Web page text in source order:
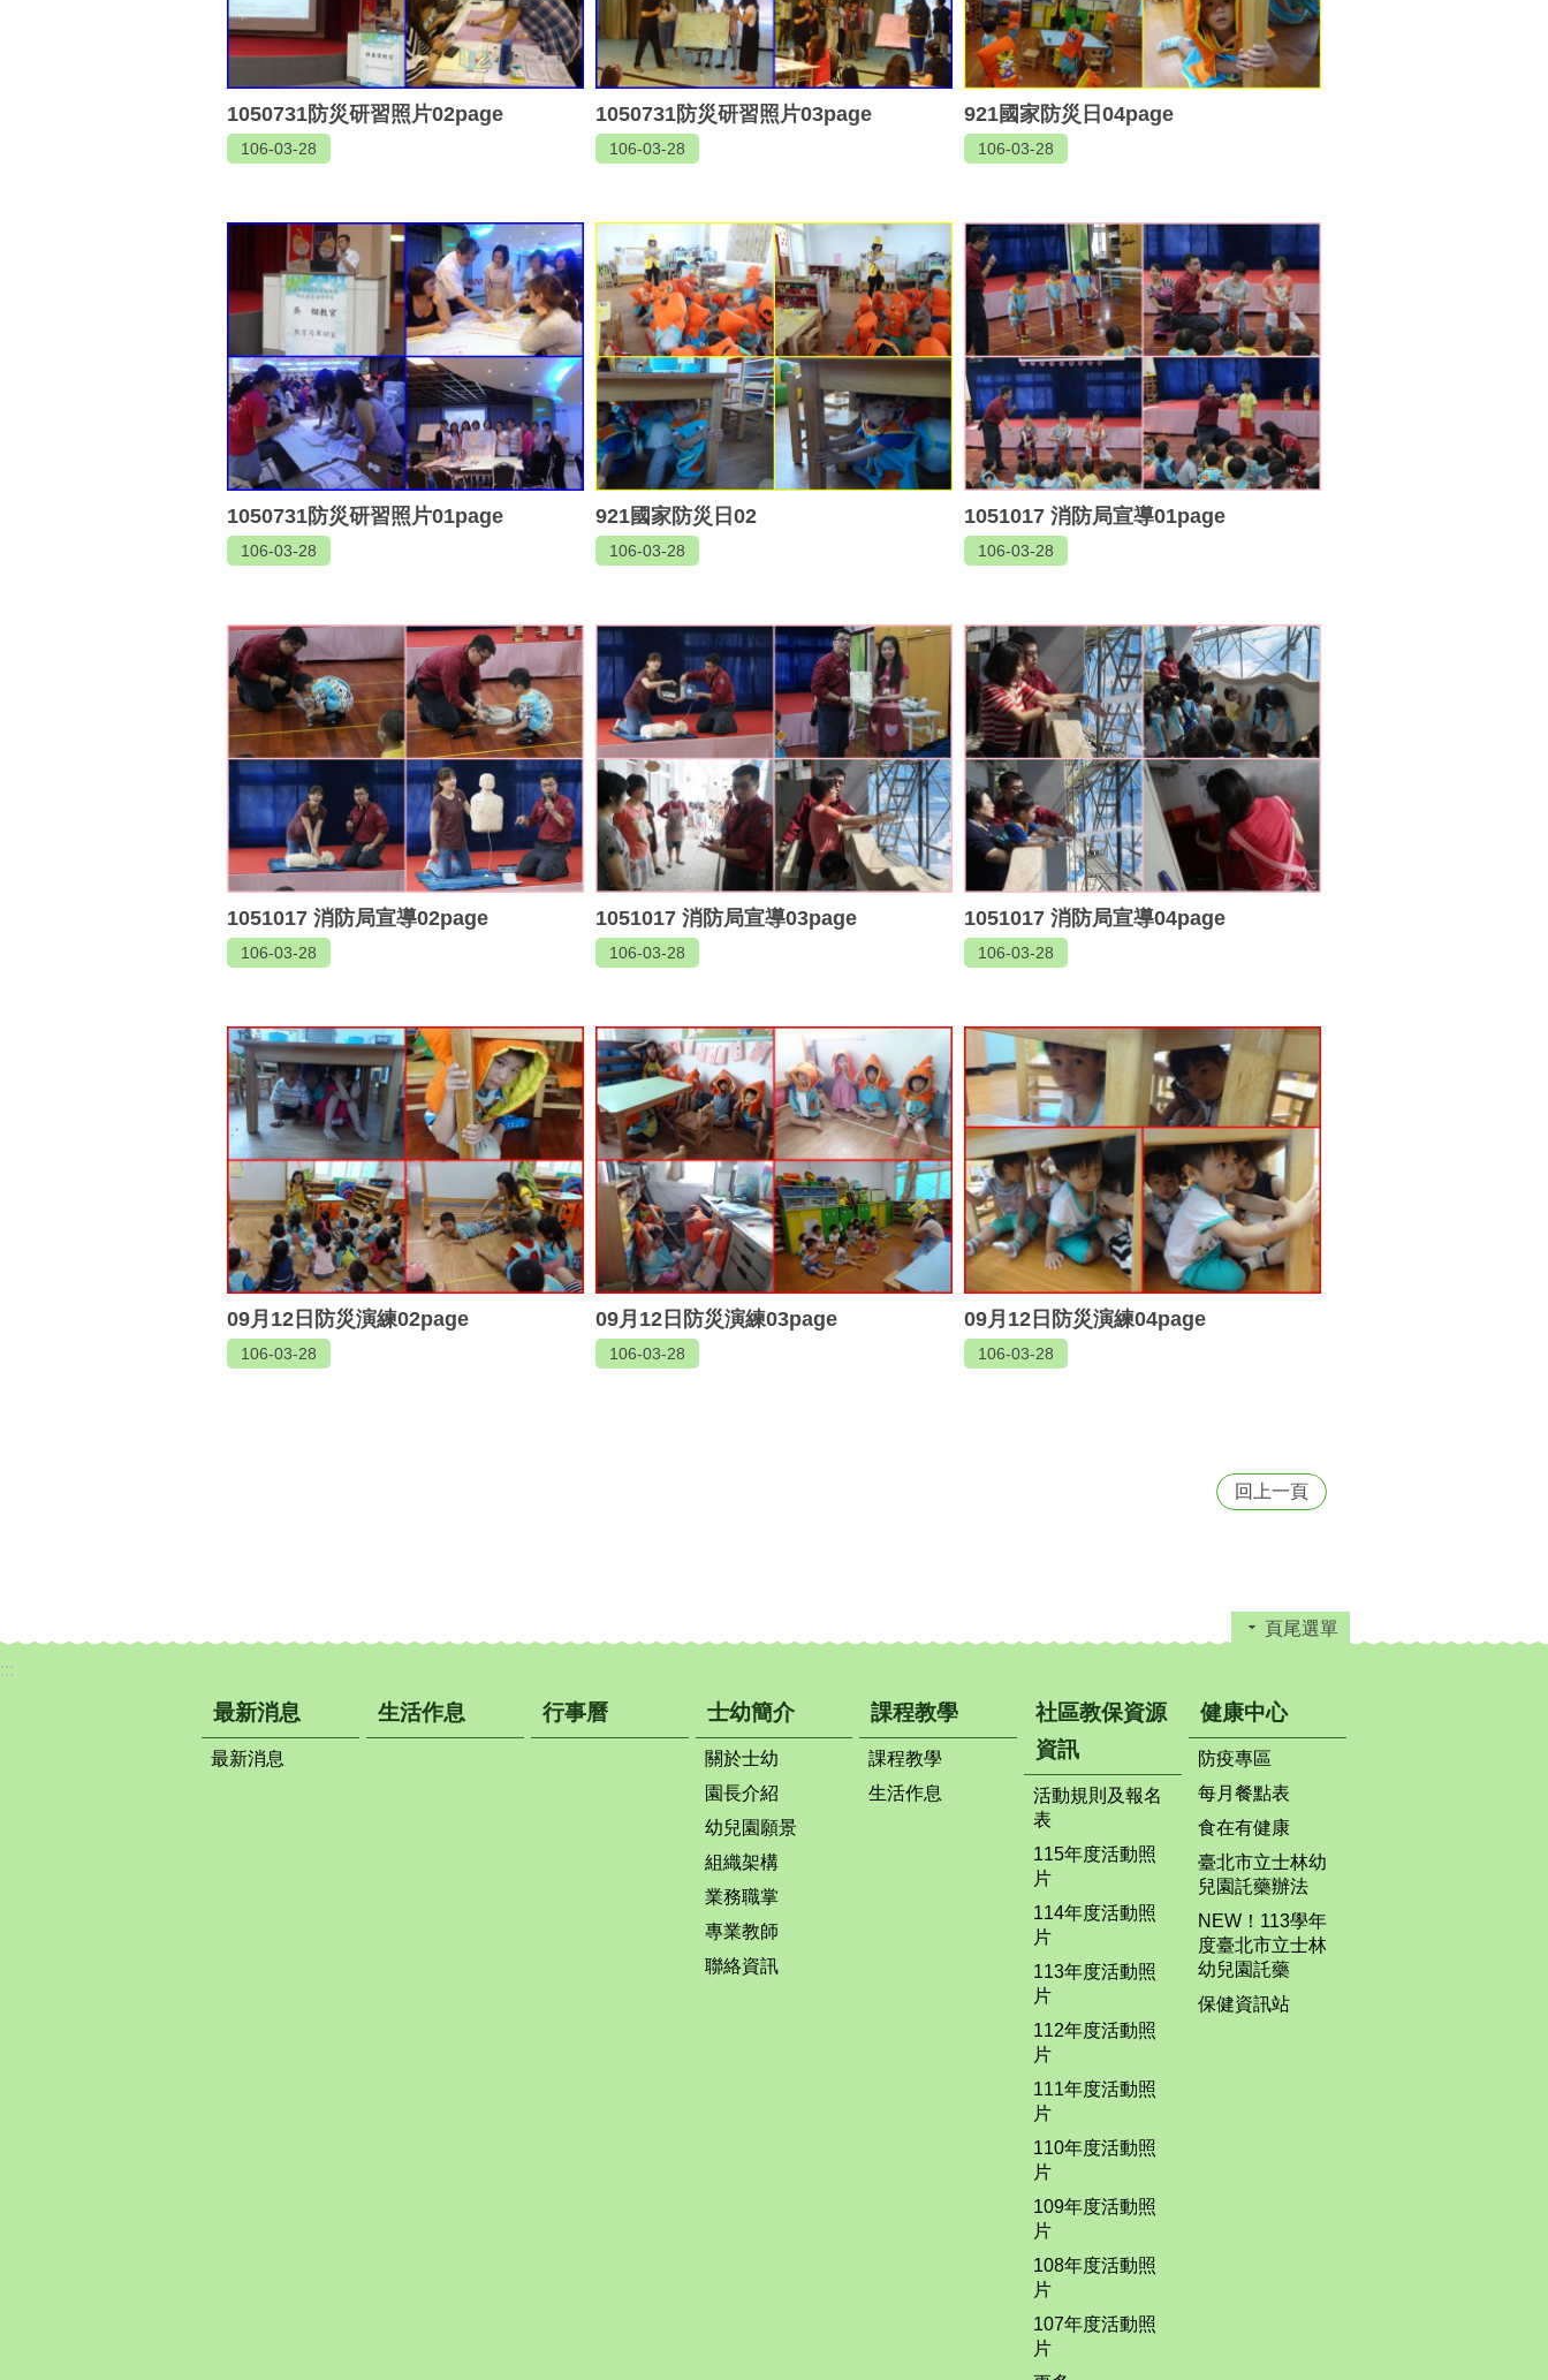
1050731防災研習照片02page
106-03-28
1050731防災研習照片03page
106-03-28
921國家防災日04page
106-03-28
1050731防災研習照片01page
106-03-28
921國家防災日02
106-03-28
1051017 消防局宣導01page
106-03-28
1051017 消防局宣導02page
106-03-28
1051017 消防局宣導03page
106-03-28
1051017 消防局宣導04page
106-03-28
09月12日防災演練02page
106-03-28
09月12日防災演練03page
106-03-28
09月12日防災演練04page
106-03-28
回上一頁
頁尾選單
:::
最新消息
最新消息
生活作息 行事曆 士幼簡介
關於士幼
園長介紹
幼兒園願景
組織架構
業務職掌
專業教師
聯絡資訊
課程教學
課程教學
生活作息
社區教保資源
資訊
活動規則及報名
表
115年度活動照
片
114年度活動照
片
113年度活動照
片
112年度活動照
片
111年度活動照
片
110年度活動照
片
109年度活動照
片
108年度活動照
片
107年度活動照
片
健康中心
防疫專區
每月餐點表
食在有健康
臺北市立士林幼
兒園託藥辦法
NEW！113學年
度臺北市立士林
幼兒園託藥
保健資訊站